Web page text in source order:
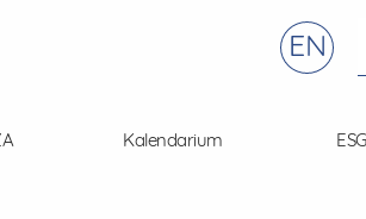
EN
Kalendarium ESG